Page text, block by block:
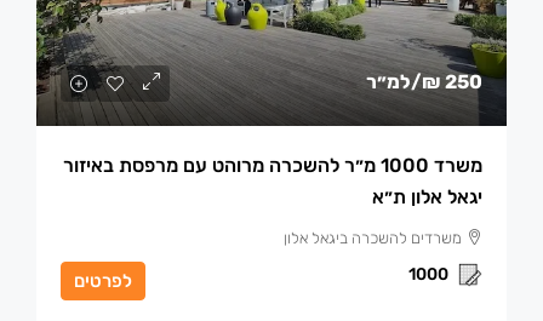
250 ₪ /למ״ר
משרד 1000 מ״ר להשכרה מרוהט עם מרפסת באיזור
יגאל אלון ת״א
משרדים להשכרה ביגאל אלון
1000 לפרטים